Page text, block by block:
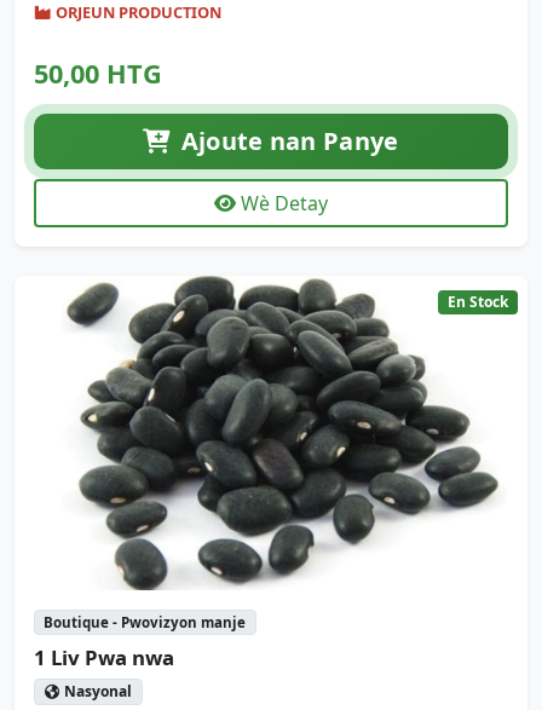
ORJEUN PRODUCTION
50,00 HTG
Ajoute nan Panye
Wè Detay
En Stock
Boutique - Pwovizyon manje
1 Liv Pwa nwa
Nasyonal